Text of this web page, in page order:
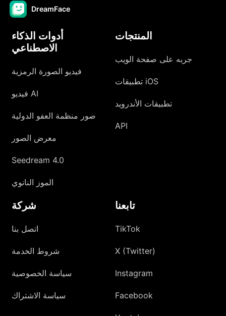
DreamFace
أدوات الذكاء
الاصطناعي
فيديو الصورة الرمزية
فيديو AI
صور منظمة العفو الدولية
معرض الصور
Seedream 4.0
الموز النانوي
المنتجات
جربه على صفحة الويب
تطبيقات iOS
تطبيقات الأندرويد
API
شركة
اتصل بنا
شروط الخدمة
سياسة الخصوصية
سياسة الاشتراك
تابعنا
TikTok
X (Twitter)
Instagram
Facebook